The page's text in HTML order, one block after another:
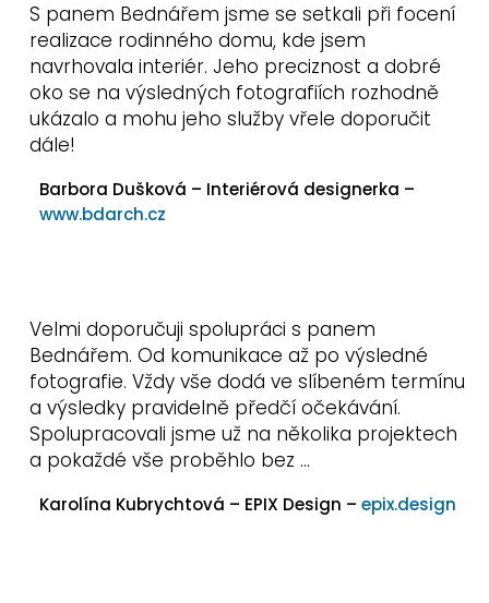
S panem Bednářem jsme se setkali při focení
realizace rodinného domu, kde jsem
navrhovala interiér. Jeho preciznost a dobré
oko se na výsledných fotografiích rozhodně
ukázalo a mohu jeho služby vřele doporučit
dále!
Barbora Dušková – Interiérová designerka –
www.bdarch.cz
Velmi doporučuji spolupráci s panem
Bednářem. Od komunikace až po výsledné
fotografie. Vždy vše dodá ve slíbeném termínu
a výsledky pravidelně předčí očekávání.
Spolupracovali jsme už na několika projektech
a pokaždé vše proběhlo bez …
Karolína Kubrychtová – EPIX Design – epix.design